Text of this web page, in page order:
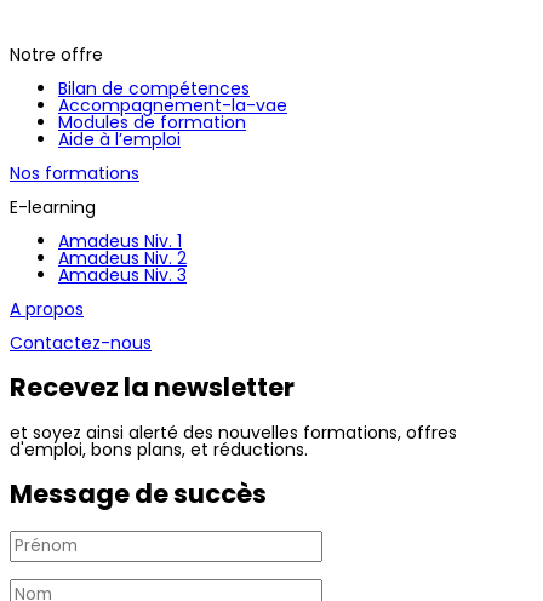
Notre offre
Bilan de compétences
Accompagnement-la-vae
Modules de formation
Aide à l’emploi
Nos formations
E-learning
Amadeus Niv. 1
Amadeus Niv. 2
Amadeus Niv. 3
A propos
Contactez-nous
Recevez la newsletter
et soyez ainsi alerté des nouvelles formations, offres
d'emploi, bons plans, et réductions.
Message de succès